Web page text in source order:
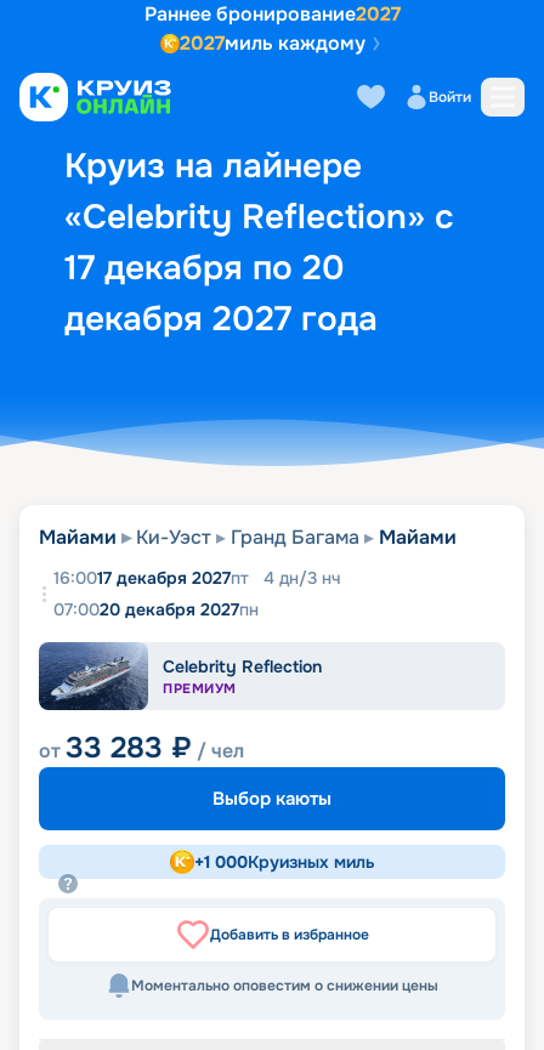
Раннее бронирование2027
2027миль каждому
Войти
Круиз на лайнере
«Celebrity Reflection» с
17 декабря по 20
декабря 2027 года
Выбор кают Маршрут и
Майами Ки-Уэст Гранд Багама Майами
16:0017 декабря 2027пт 4 дн/3 нч
07:0020 декабря 2027пн
Celebrity Reflection
ПРЕМИУМ
от33 283 ₽ / чел
Выбор каюты
+1 000Круизных миль
Добавить в избранное
Моментально оповестим о снижении цены